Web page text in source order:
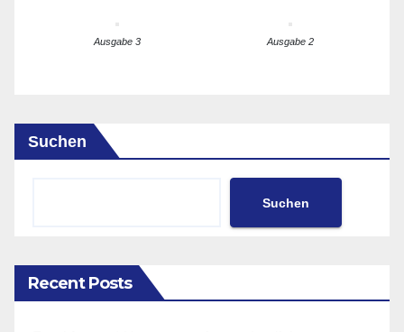
Ausgabe 3 Ausgabe 2
Suchen
Suchen
Recent Posts